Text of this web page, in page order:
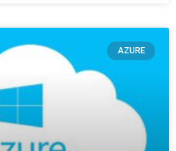
AZURE